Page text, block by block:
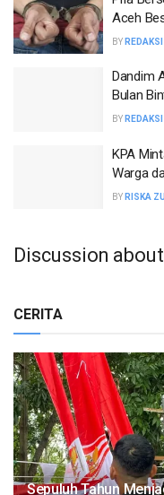
Aceh
BY REDAKSI
Dandim
Bulan
BY REDAKSI
KPA
Warga
BY RISKA
Discussion
CERITA
Sepuluh Tahun